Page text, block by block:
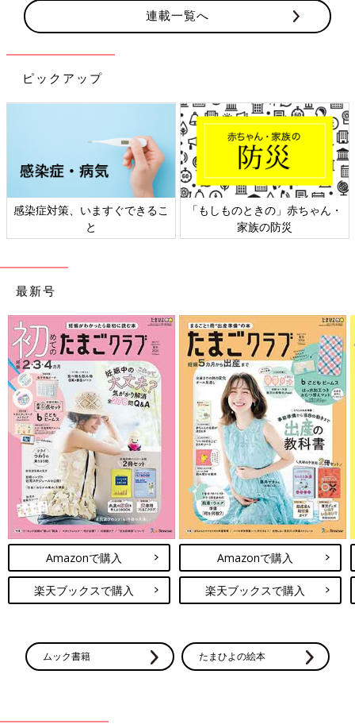
連載一覧へ
ピックアップ
感染症対策、いますぐできるこ
と
「もしものときの」赤ちゃん・
家族の防災
最新号
Amazonで購入
楽天ブックスで購入
Amazonで購入
楽天ブックスで購入
ムック書籍 たまひよの絵本